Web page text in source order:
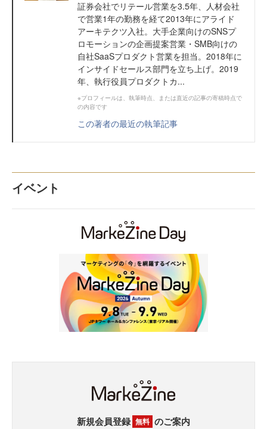
証券会社でリテール営業を3.5年、人材会社
で営業1年の勤務を経て2013年にアライド
アーキテクツ入社。大手企業向けのSNSプ
ロモーションの企画提案営業・SMB向けの
自社SaaSプロダクト営業を担当。2018年に
インサイドセールス部門を立ち上げ。2019
年、執行役員プロダクトカ...
※プロフィールは、執筆時点、または直近の記事の寄稿時点で
の内容です
この著者の最近の執筆記事
イベント
新規会員登録 無料 のご案内